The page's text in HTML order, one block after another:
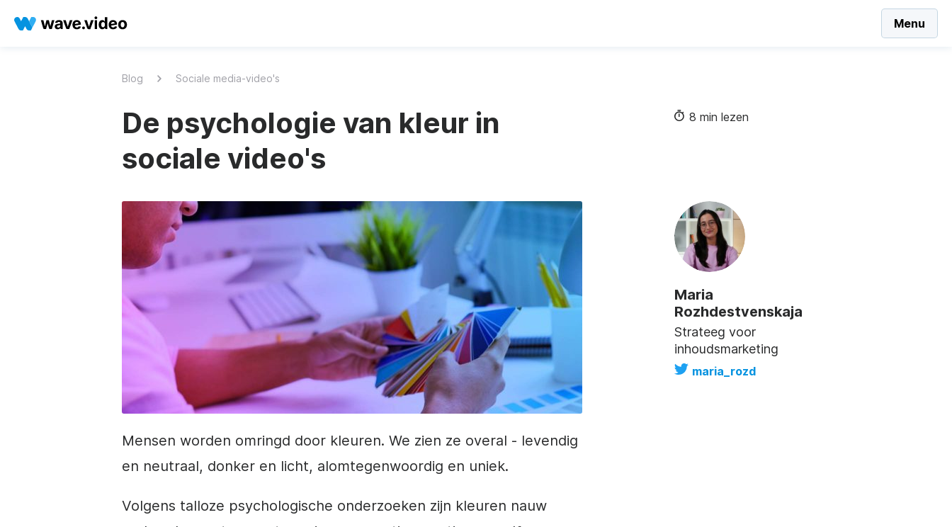
Menu
Blog Sociale media-video's
De psychologie van kleur in
sociale video's
8 min lezen
Maria
Rozhdestvenskaja
Strateeg voor
inhoudsmarketing
maria_rozd
Mensen worden omringd door kleuren. We zien ze overal - levendig
en neutraal, donker en licht, alomtegenwoordig en uniek.
Volgens talloze psychologische onderzoeken zijn kleuren nauw